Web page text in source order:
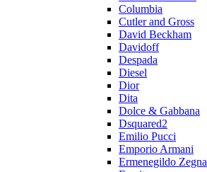
Columbia
Cutler and Gross
David Beckham
Davidoff
Despada
Diesel
Dior
Dita
Dolce & Gabbana
Dsquared2
Emilio Pucci
Emporio Armani
Ermenegildo Zegna